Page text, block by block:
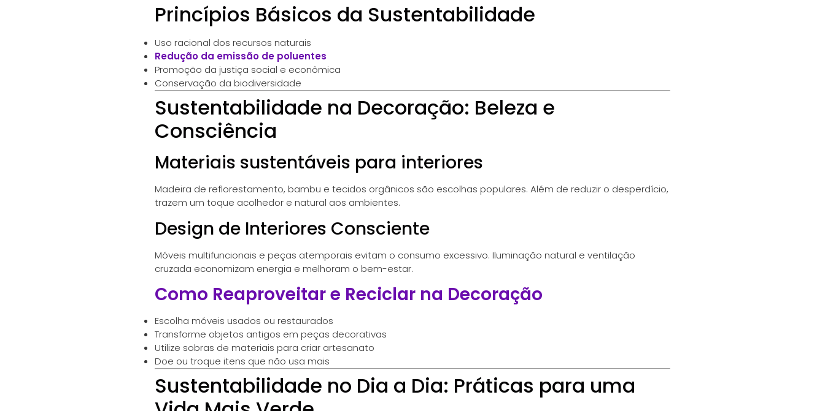
Princípios Básicos da Sustentabilidade
Uso racional dos recursos naturais
Redução da emissão de poluentes
Promoção da justiça social e econômica
Conservação da biodiversidade
Sustentabilidade na Decoração: Beleza e
Consciência
Materiais sustentáveis para interiores
Madeira de reflorestamento, bambu e tecidos orgânicos são escolhas populares. Além de reduzir o desperdício,
trazem um toque acolhedor e natural aos ambientes.
Design de Interiores Consciente
Móveis multifuncionais e peças atemporais evitam o consumo excessivo. Iluminação natural e ventilação
cruzada economizam energia e melhoram o bem-estar.
Como Reaproveitar e Reciclar na Decoração
Escolha móveis usados ou restaurados
Transforme objetos antigos em peças decorativas
Utilize sobras de materiais para criar artesanato
Doe ou troque itens que não usa mais
Sustentabilidade no Dia a Dia: Práticas para uma